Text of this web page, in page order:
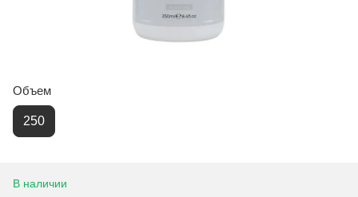
Объем
250
В наличии